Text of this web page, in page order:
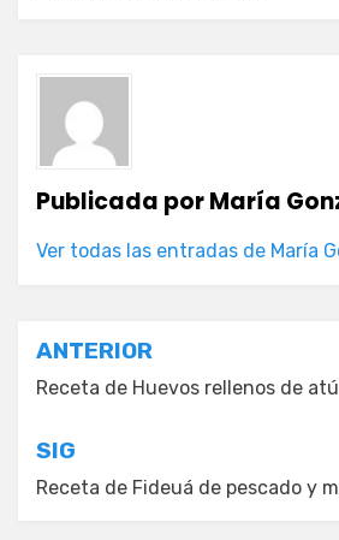
Publicada porMaría
Ver todas las entradas de María
Navegación
de
entradas
ANTERIOR
Receta de Huevos rellenos de
SIG
Receta de Fideuá de pescado y